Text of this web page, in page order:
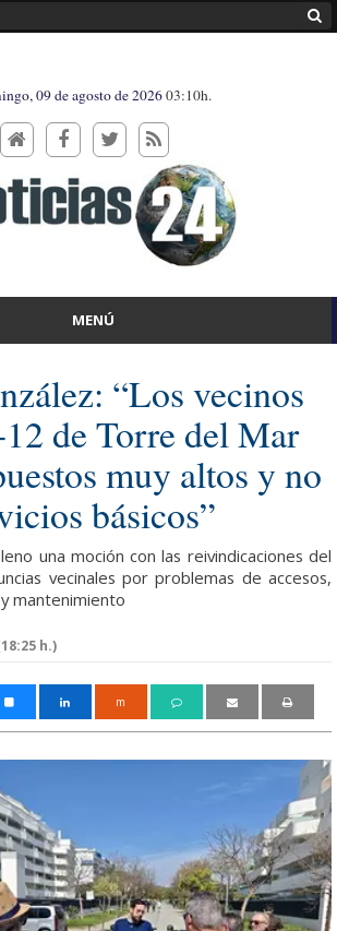
09 de agosto de 202603:10h.
MENÚ
“Los vecinos
de Torre del Mar
muy altos y no
básicos”
una moción con las reivindicaciones del
vecinales por problemas de accesos,
mantenimiento
h.)
m